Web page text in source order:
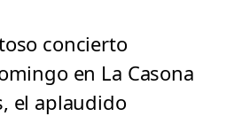
concierto
en La Casona
el aplaudido